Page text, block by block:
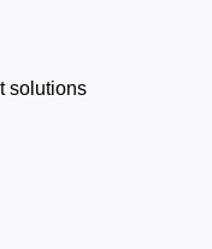
solutions